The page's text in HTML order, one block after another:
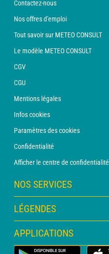
Contactez-nous
Nos offres d'emploi
Tout savoir sur METEO CONSULT
Le modèle METEO CONSULT
CGV
CGU
Mentions légales
Infos cookies
Paramètres des cookies
Confidentialité
Afficher le centre de confidentialité
NOS SERVICES
Abonnement METEO Xpert
Abonnement METEO PRO
Consultation avec un prévisionniste
LÉGENDES
Légende des cartes
Légende des pictogrammes
APPLICATIONS